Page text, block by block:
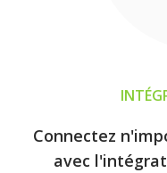
Connectez
avec